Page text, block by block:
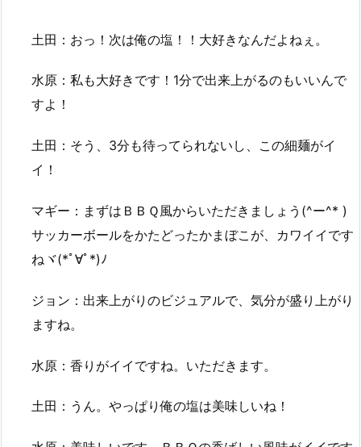
土田：おっ！次は俺の塩！！大好きなんだよねぇ。
水原：私も大好きです！1分で出来上がるのもいいんで
すよ！
土田：そう、3分も待ってられないし、この細麺がイ
イ！
マギー：まずはＢＢＱ風からいただきましょう(^ー^* )
サッカーボールをかたどったかまぼこが、カワイイです
ねヾ(*ﾟ∀ﾟ*)ﾉ
ジョン：出来上がりのビジュアルで、気分が盛り上がり
ますね。
水原：香りがイイですね。いただきます。
土田：うん。やっぱり俺の塩は美味しいね！